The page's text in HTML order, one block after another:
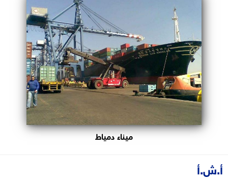
ميناء دمياط
أ.ش.أ